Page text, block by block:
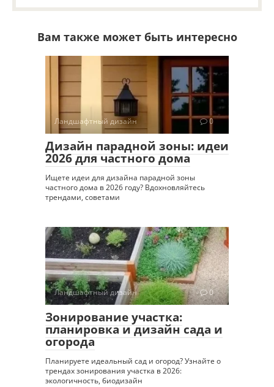
Вам также может быть интересно
Ландшафтный дизайн 0
Дизайн парадной зоны: идеи
2026 для частного дома
Ищете идеи для дизайна парадной зоны
частного дома в 2026 году? Вдохновляйтесь
трендами, советами
Ландшафтный дизайн 0
Зонирование участка:
планировка и дизайн сада и
огорода
Планируете идеальный сад и огород? Узнайте о
трендах зонирования участка в 2026:
экологичность, биодизайн